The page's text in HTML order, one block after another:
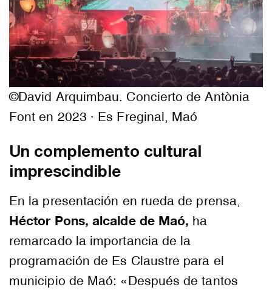
©David Arquimbau. Concierto de Antònia
Font en 2023 · Es Freginal, Maó
Un complemento cultural
imprescindible
En la presentación en rueda de prensa,
Héctor Pons, alcalde de Maó, ha
remarcado la importancia de la
programación de Es Claustre para el
municipio de Maó: «Después de tantos